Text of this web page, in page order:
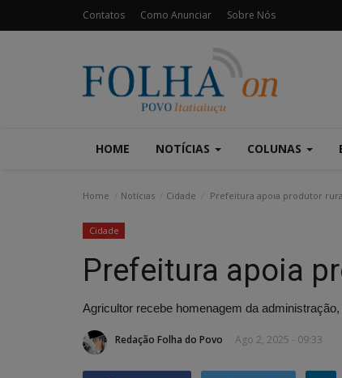
Contatos Como Anunciar Sobre Nós
HOME NOTÍCIAS COLUNAS
Home Notícias Cidade Prefeitura apoia produtor
Cidade
Prefeitura apoia
Agricultor recebe homenagem da
Redação Folha do Povo Ago 2, 2025 - 09:33